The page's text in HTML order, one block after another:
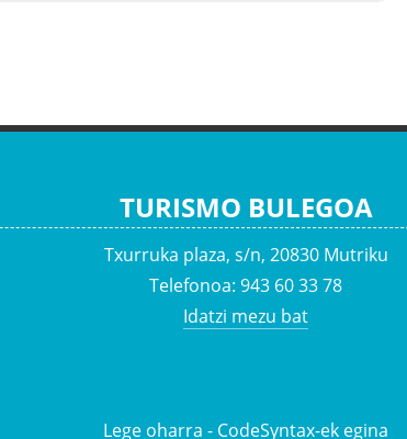
TURISMO BULEGOA
Txurruka plaza, s/n, 20830 Mutriku
Telefonoa: 943 60 33 78
Idatzi mezu bat
Lege oharra - CodeSyntax-ek egina